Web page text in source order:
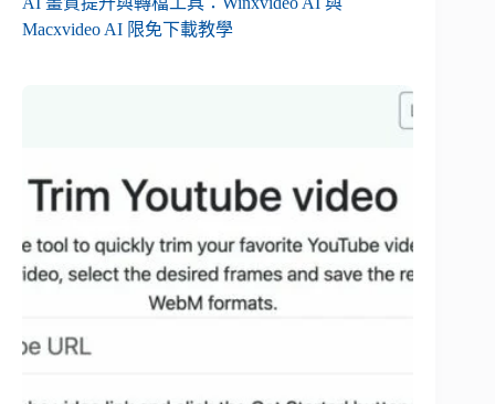
Macxvideo AI 限免下載教學